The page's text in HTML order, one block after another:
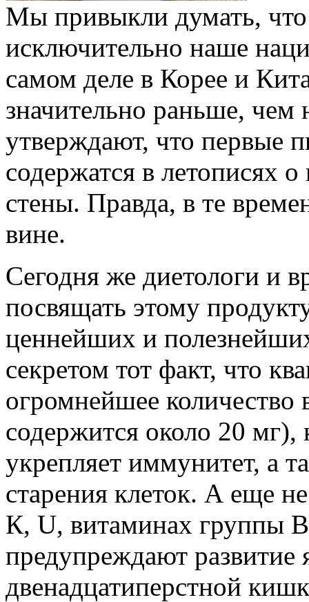
Мы привыкли думать,
исключительно наше
самом деле в Корее и
значительно раньше, чем
утверждают, что первые
содержатся в летописях
стены. Правда, в те
вине.
Сегодня же диетологи и
посвящать этому
ценнейших и
секретом тот факт, что
огромнейшее количество
содержится около 20
укрепляет иммунитет, а
старения клеток. А еще
К, U, витаминах группы
предупреждают развитие
двенадцатиперстной